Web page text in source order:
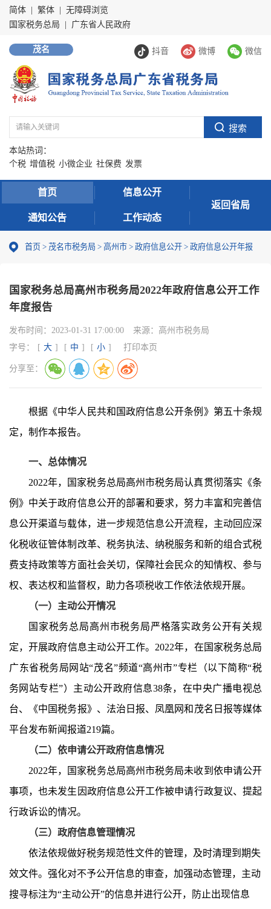
简体 繁体
无障碍浏览
国家税务总局
广东省人民政府
抖音 微博 微信
茂名
本站热词：
个税 增值税 小微企业 社保费 发票
首页 信息公开
通知公告 工作动态
返回省局
首页 > 茂名市税务局 > 高州市 > 政府信息公开 > 政府信息公开年报
国家税务总局高州市税务局2022年政府信息公开工作
年度报告
发布时间： 2023-01-31 17:00:00 来源： 高州市税务局
字号：
[ 大 ] [ 中 ] [ 小 ] 打印本页
分享至：
根据《中华人民共和国政府信息公开条例》第五十条规
定，制作本报告。
一、总体情况
2022年，国家税务总局高州市税务局认真贯彻落实《条
例》中关于政府信息公开的部署和要求，努力丰富和完善信
息公开渠道与载体，进一步规范信息公开流程，主动回应深
化税收征管体制改革、税务执法、纳税服务和新的组合式税
费支持政策等方面社会关切，保障社会民众的知情权、参与
权、表达权和监督权，助力各项税收工作依法依规开展。
（一）主动公开情况
国家税务总局高州市税务局严格落实政务公开有关规
定，开展政府信息主动公开工作。 2022年，在国家税务总局
广东省税务局网站“茂名”频道“高州市”专栏（以下简称“税
务网站专栏”）主动公开政府信息38条，在中央广播电视总
台、《中国税务报》、法治日报、凤凰网和茂名日报等媒体
平台发布新闻报道219篇。
（二）依申请公开政府信息情况
2022年，国家税务总局高州市税务局未收到依申请公开
事项，也未发生因政府信息公开工作被申请行政复议、提起
行政诉讼的情况。
（三）政府信息管理情况
依法依规做好税务规范性文件的管理，及时清理到期失
效文件。 强化对不予公开信息的审查，加强动态管理，主动
搜寻标注为“主动公开”的信息并进行公开，防止出现信息